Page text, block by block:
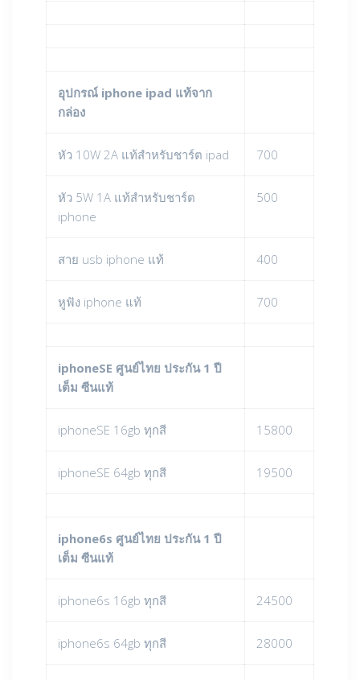
อุปกรณ์ iphone ipad แท้จาก
กล่อง
หัว 10W 2A แท้สำหรับชาร์ต ipad 700
หัว 5W 1A แท้สำหรับชาร์ต
iphone
500
สาย usb iphone แท้ 400
หูฟัง iphone แท้ 700
iphoneSE ศูนย์ไทย ประกัน 1 ปี
เต็ม ซีนแท้
iphoneSE 16gb ทุกสี 15800
iphoneSE 64gb ทุกสี 19500
iphone6s ศูนย์ไทย ประกัน 1 ปี
เต็ม ซีนแท้
iphone6s 16gb ทุกสี 24500
iphone6s 64gb ทุกสี 28000